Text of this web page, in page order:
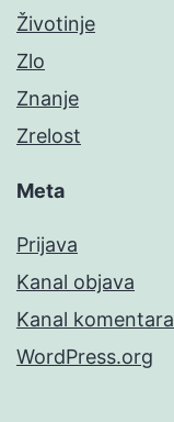
Životinje
Zlo
Znanje
Zrelost
Meta
Prijava
Kanal objava
Kanal komentara
WordPress.org